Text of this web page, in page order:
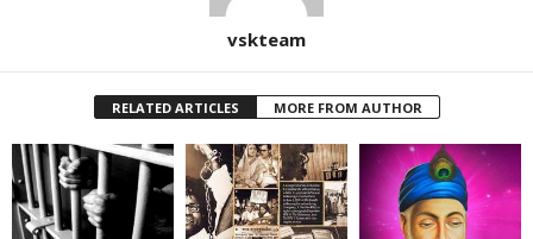
vskteam
RELATED ARTICLES MORE FROM AUTHOR